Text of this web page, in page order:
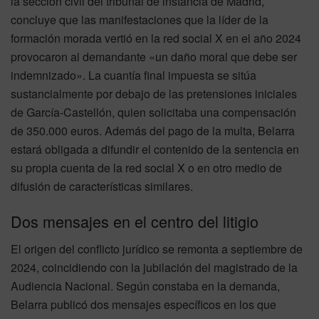
concluye que las manifestaciones que la líder de la
formación morada vertió en la red social X en el año 2024
provocaron al demandante «un daño moral que debe ser
indemnizado». La cuantía final impuesta se sitúa
sustancialmente por debajo de las pretensiones iniciales
de García-Castellón, quien solicitaba una compensación
de 350.000 euros. Además del pago de la multa, Belarra
estará obligada a difundir el contenido de la sentencia en
su propia cuenta de la red social X o en otro medio de
difusión de características similares.
Dos mensajes en el centro del litigio
El origen del conflicto jurídico se remonta a septiembre de
2024, coincidiendo con la jubilación del magistrado de la
Audiencia Nacional. Según constaba en la demanda,
Belarra publicó dos mensajes específicos en los que